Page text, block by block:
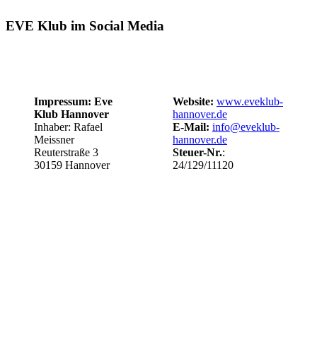
EVE Klub im Social Media
Impressum: Eve
Klub Hannover
Inhaber: Rafael
Meissner
Reuterstraße 3
30159 Hannover
Website: www.eveklub-
hannover.de
E-Mail: info@eveklub-
hannover.de
Steuer-Nr.:
24/129/11120